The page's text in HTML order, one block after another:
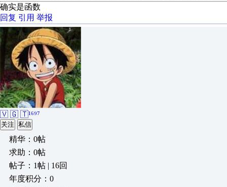
确实是函数
回复 引用 举报
🇻 🇬 🇹¹⁶⁹⁷
关注 私信
精华：0帖
求助：0帖
帖子：1帖 | 16回
年度积分：0